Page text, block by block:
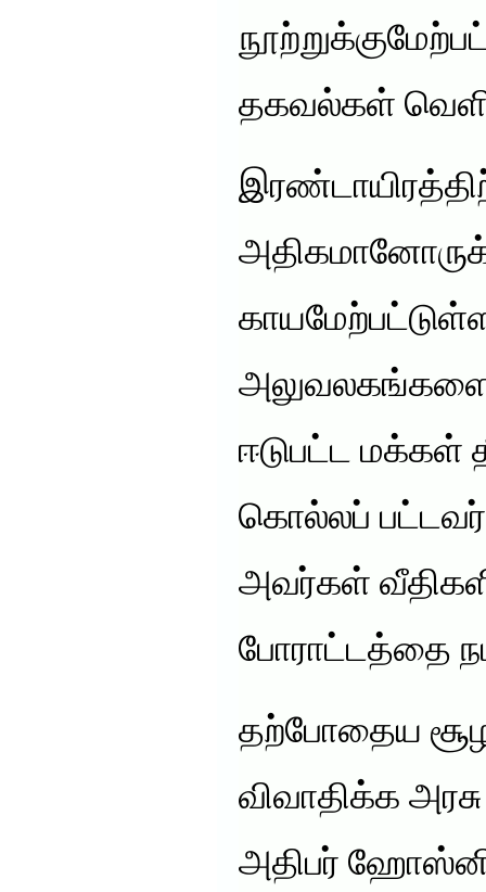
தகவல்கள்
ஈடுபட்ட மக்கள்
கொல்லப்
அவர்கள்
போராட்டத்தை
தற்போதைய
விவாதிக்க
அதிபர்